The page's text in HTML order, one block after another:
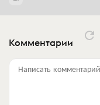
Комментарии
Написать